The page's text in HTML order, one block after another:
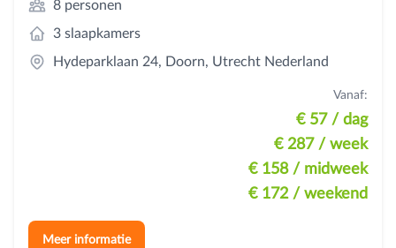
8 personen
3 slaapkamers
Hydeparklaan 24, Doorn, Utrecht Nederland
Vanaf:
€ 57/ dag
€ 287/ week
€ 158/ midweek
€ 172/ weekend
Meer informatie